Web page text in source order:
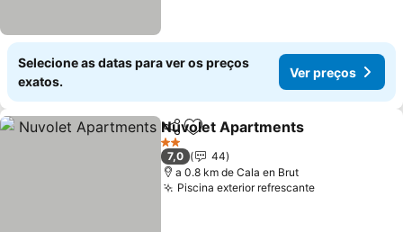
Selecione as datas para ver os preços
exatos.
Ver preços
PartilharAdicionar aos favoritos
Nuvolet Apartments
2 Estrelas
7,0
44
a 0.8 km de Cala en Brut
Piscina exterior refrescante